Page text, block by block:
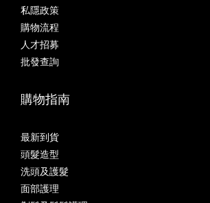
私隱政策
購物流程
人才招募
批發查詢
購物指南
最新到貨
頭髮造型
洗頭及護髮
面部護理